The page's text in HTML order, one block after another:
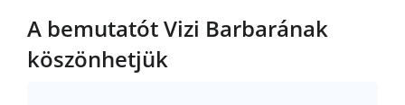
A bemutatót Vizi Barbarának
köszönhetjük